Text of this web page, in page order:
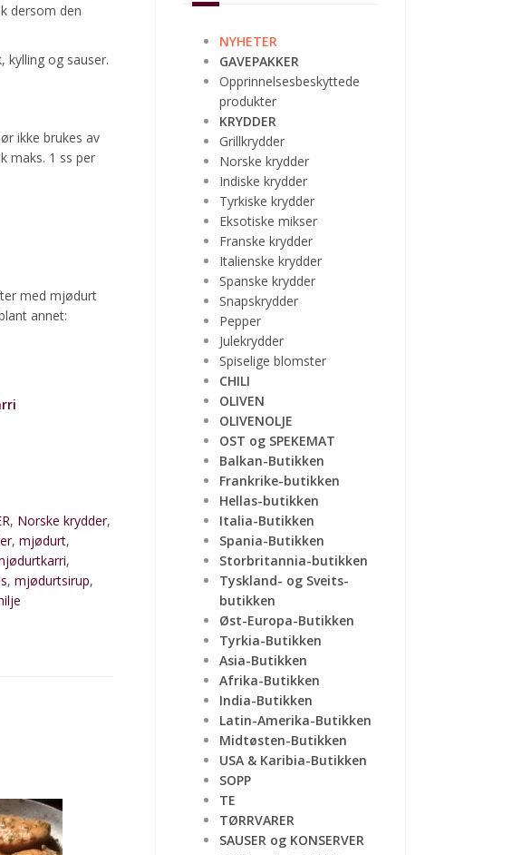
dersom den
kylling og sauser.
ikke brukes av
maks. 1 ss per
med mjødurt
annet:
, Norske krydder,
, mjødurt,
,
, mjødurtsirup,
NYHETER
GAVEPAKKER
Opprinnelsesbeskyttede
produkter
KRYDDER
Grillkrydder
Norske krydder
Indiske krydder
Tyrkiske krydder
Eksotiske mikser
Franske krydder
Italienske krydder
Spanske krydder
Snapskrydder
Pepper
Julekrydder
Spiselige blomster
CHILI
OLIVEN
OLIVENOLJE
OST og SPEKEMAT
Balkan-Butikken
Frankrike-butikken
Hellas-butikken
Italia-Butikken
Spania-Butikken
Storbritannia-butikken
Tyskland- og Sveits-
butikken
Øst-Europa-Butikken
Tyrkia-Butikken
Asia-Butikken
Afrika-Butikken
India-Butikken
Latin-Amerika-Butikken
Midtøsten-Butikken
USA & Karibia-Butikken
SOPP
TE
TØRRVARER
SAUSER og KONSERVER